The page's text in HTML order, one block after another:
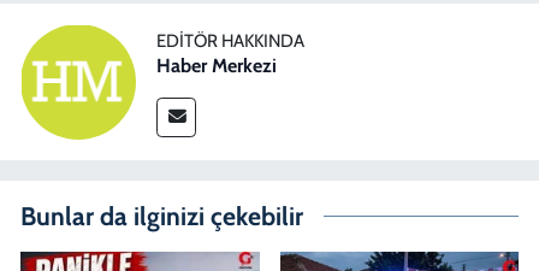
EDITÖR HAKKINDA
Haber Merkezi
Bunlar da ilginizi çekebilir